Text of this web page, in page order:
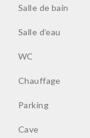
Salle de bain
Salle d’eau
WC
Chauffage
Parking
Cave